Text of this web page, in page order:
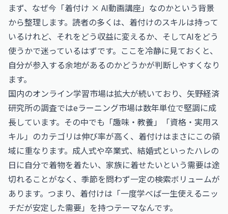
まず、なぜ今「着付け × AI動画講座」なのかという背景
から整理します。読者の多くは、着付けのスキルは持って
いるけれど、それをどう収益に変えるか、そしてAIをどう
使うかで迷っているはずです。ここを冷静に見ておくと、
自分が参入する余地があるのかどうかが判断しやすくなり
ます。
国内のオンライン学習市場は拡大が続いており、矢野経済
研究所の調査ではeラーニング市場は数年単位で堅調に成
長しています。その中でも「趣味・教養」「資格・実用ス
キル」のカテゴリは伸び率が高く、着付けはまさにこの領
域に重なります。成人式や卒業式、結婚式といったハレの
日に自分で着物を着たい、家族に着せたいという需要は途
切れることがなく、季節を問わず一定の検索ボリュームが
あります。つまり、着付けは「一度学べば一生使えるニッ
チだが安定した需要」を持つテーマなんです。